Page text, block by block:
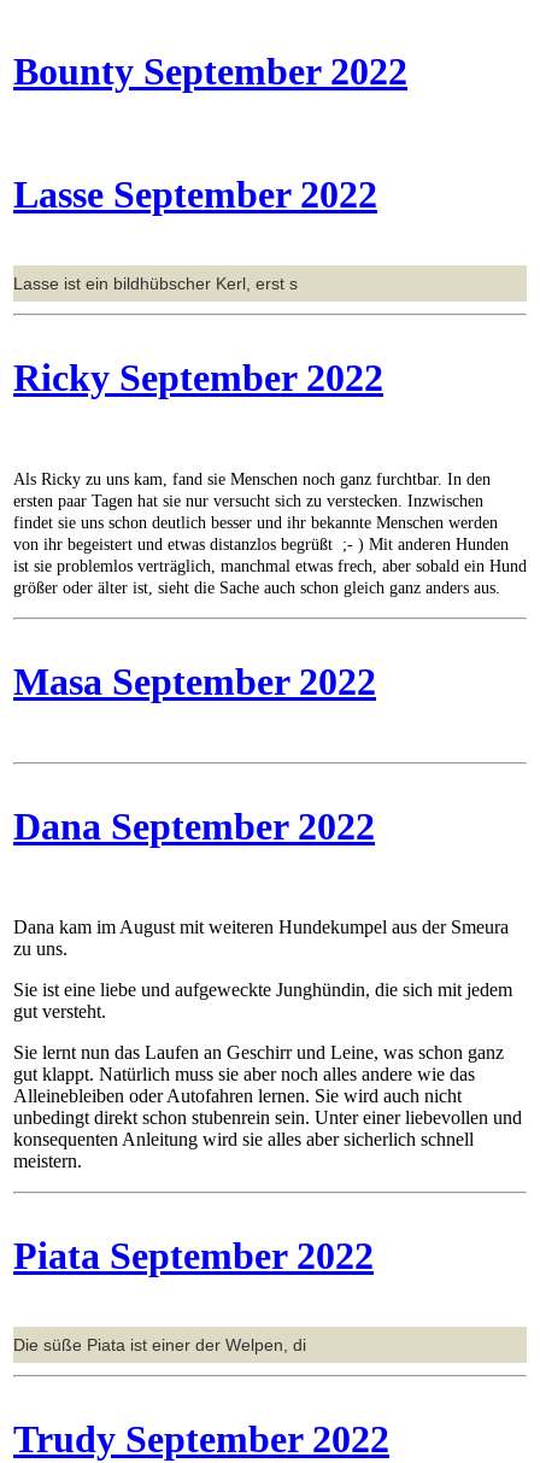
Bounty September 2022
Lasse September 2022
Lasse ist ein bildhübscher Kerl, erst s
Ricky September 2022
Als Ricky zu uns kam, fand sie Menschen noch ganz furchtbar. In den
ersten paar Tagen hat sie nur versucht sich zu verstecken. Inzwischen
findet sie uns schon deutlich besser und ihr bekannte Menschen werden
von ihr begeistert und etwas distanzlos begrüßt ;- ) Mit anderen Hunden
ist sie problemlos verträglich, manchmal etwas frech, aber sobald ein Hund
größer oder älter ist, sieht die Sache auch schon gleich ganz anders aus.
Masa September 2022
Dana September 2022
Dana kam im August mit weiteren Hundekumpel aus der Smeura
zu uns.
Sie ist eine liebe und aufgeweckte Junghündin, die sich mit jedem
gut versteht.
Sie lernt nun das Laufen an Geschirr und Leine, was schon ganz
gut klappt. Natürlich muss sie aber noch alles andere wie das
Alleinebleiben oder Autofahren lernen. Sie wird auch nicht
unbedingt direkt schon stubenrein sein. Unter einer liebevollen und
konsequenten Anleitung wird sie alles aber sicherlich schnell
meistern.
Piata September 2022
Die süße Piata ist einer der Welpen, di
Trudy September 2022